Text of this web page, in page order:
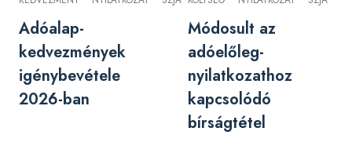
Adóalap-
kedvezmények
igénybevétele
2026-ban
Módosult az
adóelőleg-
nyilatkozathoz
kapcsolódó
bírságtétel